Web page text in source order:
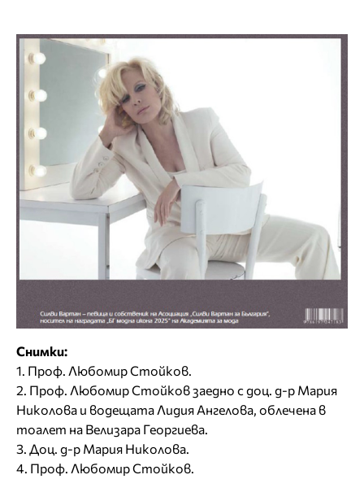
Снимки:
1. Проф. Любомир Стойков.
2. Проф. Любомир Стойков заедно с доц. д-р Мария
Николова и водещата Лидия Ангелова, облечена в
тоалет на Велизара Георгиева.
3. Доц. д-р Мария Николова.
4. Проф. Любомир Стойков.